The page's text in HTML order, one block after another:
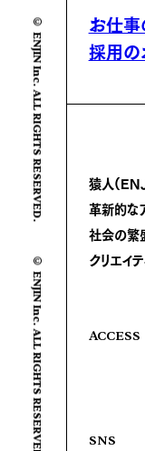
© ENJIN Inc. ALL RIGHTS RESERVED.
© ENJIN Inc. ALL RIGHTS RESERVED.
お仕
採用の
猿人
革新的な
社会の繁
クリエイ
ACCESS
SNS